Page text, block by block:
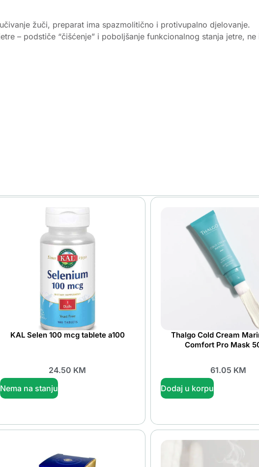
žuči, preparat ima spazmolitično i protivupalno djelovanje.
– podstiče “čišćenje” i poboljšanje funkcionalnog stanja jetre,
KAL Selen 100 mcg tablete a100
24.50 KM
Nema na stanju
Thalgo Cold Cream
Comfort Pro Mask
61.05 KM
Dodaj u korpu